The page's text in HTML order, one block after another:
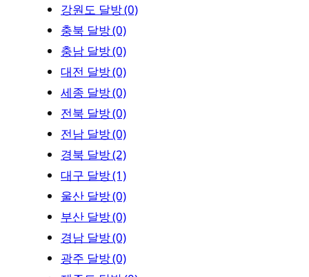
강원도 달방 (0)
충북 달방 (0)
충남 달방 (0)
대전 달방 (0)
세종 달방 (0)
전북 달방 (0)
전남 달방 (0)
경북 달방 (2)
대구 달방 (1)
울산 달방 (0)
부산 달방 (0)
경남 달방 (0)
광주 달방 (0)